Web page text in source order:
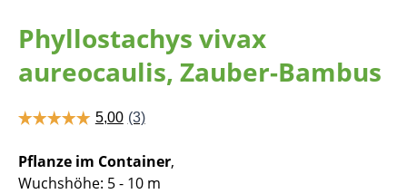
Phyllostachys vivax
aureocaulis, Zauber-Bambus
Pflanze im Container,
Wuchshöhe: 5 - 10 m